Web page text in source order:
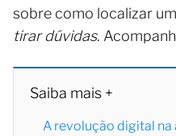
sobre como localizar um
tirar dúvidas.
Saiba mais +
A revolução digital